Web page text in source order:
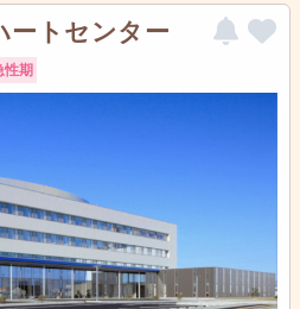
ートセンター
性期